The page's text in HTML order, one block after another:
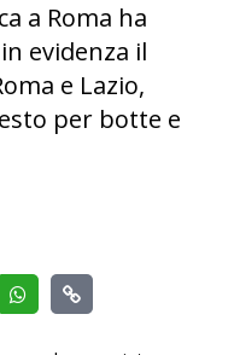
a Roma ha
evidenza il
e Lazio,
per botte e